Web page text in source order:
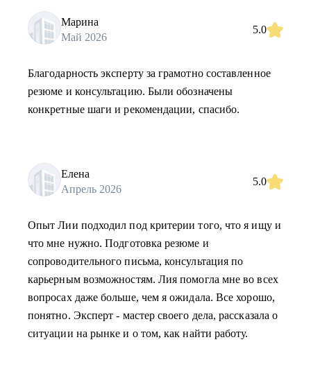
Марина
Май 2026
5.0
Благодарность эксперту за грамотно составленное
резюме и консультацию. Были обозначены
конкретные шаги и рекомендации, спасибо.
Елена
Апрель 2026
5.0
Опыт Лии подходил под критерии того, что я ищу и
что мне нужно. Подготовка резюме и
сопроводительного письма, консультация по
карьерным возможностям. Лия помогла мне во всех
вопросах даже больше, чем я ожидала. Все хорошо,
понятно. Эксперт - мастер своего дела, рассказала о
ситуации на рынке и о том, как найти работу.